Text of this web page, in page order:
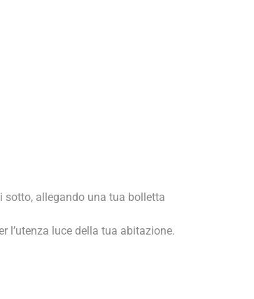
sotto, allegando una tua bolletta
l’utenza luce della tua abitazione.